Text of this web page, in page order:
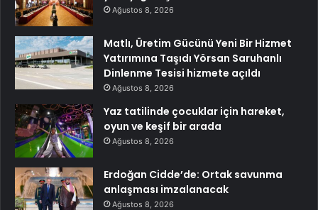
Ağustos 8, 2026
Matlı, Üretim Gücünü Yeni Bir Hizmet
Yatırımına Taşıdı Yörsan Saruhanlı
Dinlenme Tesisi hizmete açıldı
Ağustos 8, 2026
Yaz tatilinde çocuklar için hareket,
oyun ve keşif bir arada
Ağustos 8, 2026
Erdoğan Cidde’de: Ortak savunma
anlaşması imzalanacak
Ağustos 8, 2026